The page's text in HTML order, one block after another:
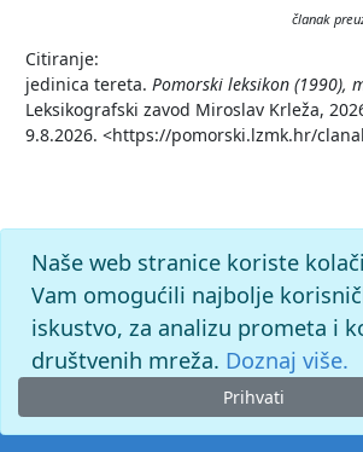
članak
Citiranje:
jedinica tereta. Pomorski leksikon (1990),
Leksikografski zavod Miroslav Krleža,
9.8.2026. <https://pomorski.lzmk.hr/
Naše web stranice koriste
Vam omogućili najbolje
iskustvo, za analizu prometa i
društvenih mreža. Doznaj više.
Prihvati
© 2026. -Leksikografski zavodMiroslav